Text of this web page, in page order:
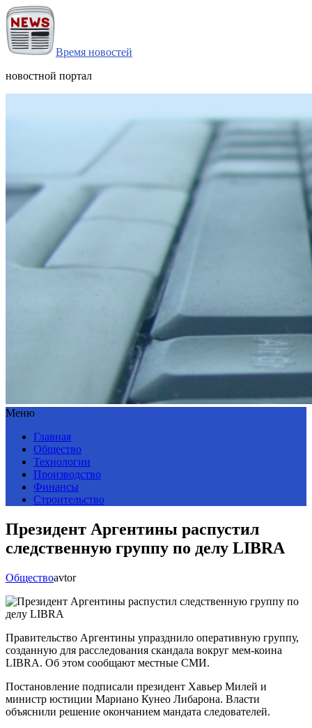
Время новостей
новостной портал
Меню
Главная
Общество
Технологии
Производство
Финансы
Строительство
Президент Аргентины распустил
следственную группу по делу LIBRA
Обществоavtor
Правительство Аргентины упразднило оперативную группу,
созданную для расследования скандала вокруг мем-коина
LIBRA. Об этом сообщают местные СМИ.
Постановление подписали президент Хавьер Милей и
министр юстиции Мариано Кунео Либарона. Власти
объяснили решение окончанием мандата следователей.